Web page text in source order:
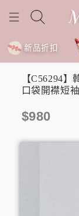
新品折扣
【C56294
口袋開襟短
$980